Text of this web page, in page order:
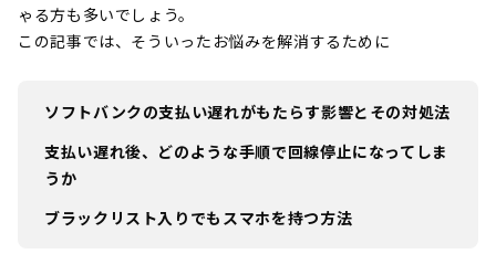
ゃる方も多いでしょう。
この記事では、そういったお悩みを解消するために
ソフトバンクの支払い遅れがもたらす影響とその対処法
支払い遅れ後、どのような手順で回線停止になってしま
うか
ブラックリスト入りでもスマホを持つ方法